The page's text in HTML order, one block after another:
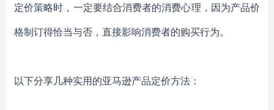
定价策略时，一定要结合消费者的消费心理，因为产品价
格制订得恰当与否，直接影响消费者的购买行为。
以下分享几种实用的亚马逊产品定价方法：